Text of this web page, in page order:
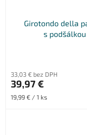
Girotondo della
s
33,03 € bez DPH
39,97 €
Jednotková
19,99 € / 1 ks